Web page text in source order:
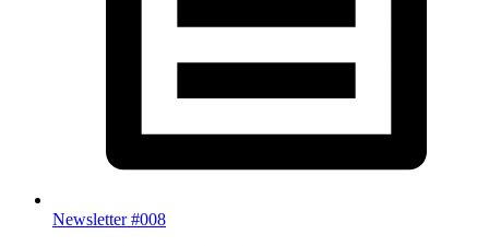
Newsletter #008